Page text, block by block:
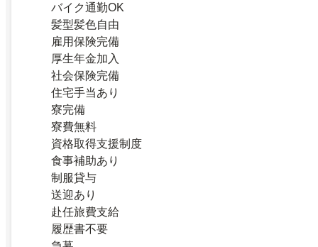
バイク通勤OK
髪型髪色自由
雇用保険完備
厚生年金加入
社会保険完備
住宅手当あり
寮完備
寮費無料
資格取得支援制度
食事補助あり
制服貸与
送迎あり
赴任旅費支給
履歴書不要